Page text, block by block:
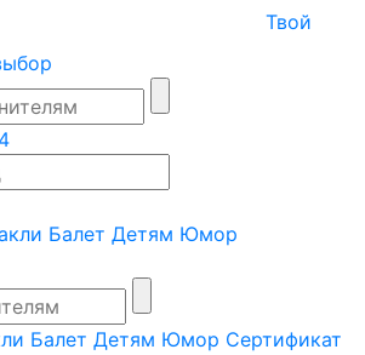
Твой
Балет Детям Юмор
Балет Детям Юмор Сертификат